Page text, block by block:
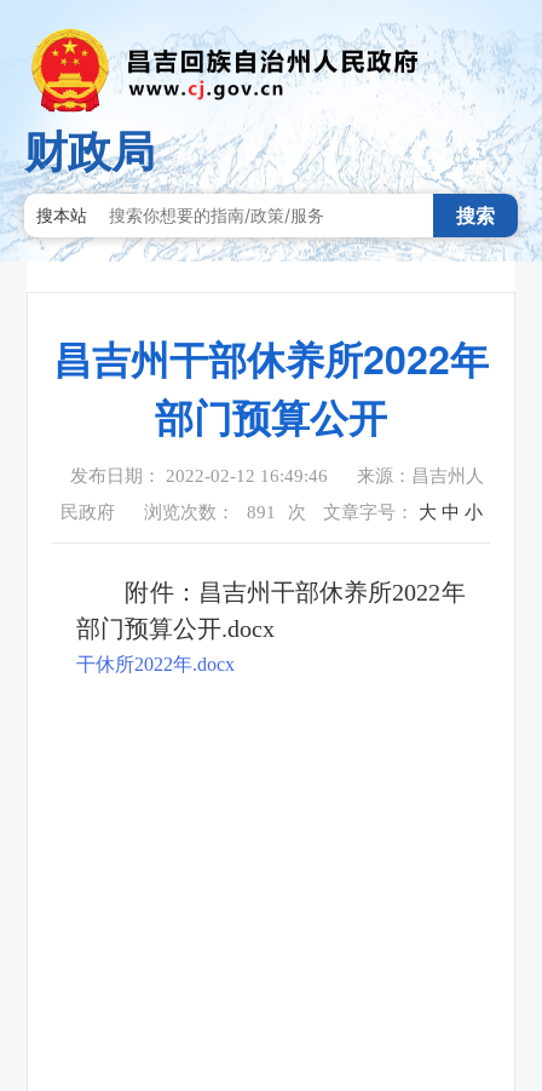
财政局
搜本站 搜索
昌吉州干部休养所2022年
部门预算公开
发布日期： 2022-02-12 16:49:46
来源：昌吉州人
民政府
浏览次数： 891 次 文章字号： 大 中 小
附件：昌吉州干部休养所2022年
部门预算公开.docx
干休所2022年.docx